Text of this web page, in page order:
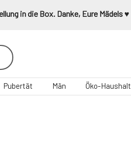
in die Box. Danke, Eure Mädels ♥️
Pubertät Män Öko-Haushalt